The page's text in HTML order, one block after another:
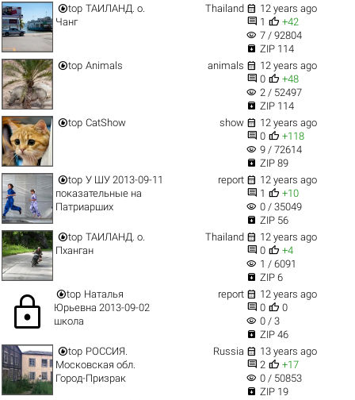
top ТАИЛАНД. о.
Чанг
Thailand  12 years ago
 1  +42
visibility 7 / 92804
 ZIP 114
top Animals animals  12 years ago
 0  +48
visibility 2 / 52497
 ZIP 114
top CatShow show  12 years ago
 0  +118
visibility 9 / 72614
 ZIP 89
top У ШУ 2013-09-11
показательные на
Патриарших
report  12 years ago
 1  +10
visibility 0 / 35049
 ZIP 56
top ТАИЛАНД. о.
Пханган
Thailand  12 years ago
 0  +4
visibility 1 / 6091
 ZIP 6
lock top Наталья
Юрьевна 2013-09-02
школа
report  12 years ago
 0  0
visibility 0 / 3
 ZIP 46
top РОССИЯ.
Московская обл.
Город-Призрак
Russia  13 years ago
 2  +17
visibility 0 / 50853
 ZIP 19